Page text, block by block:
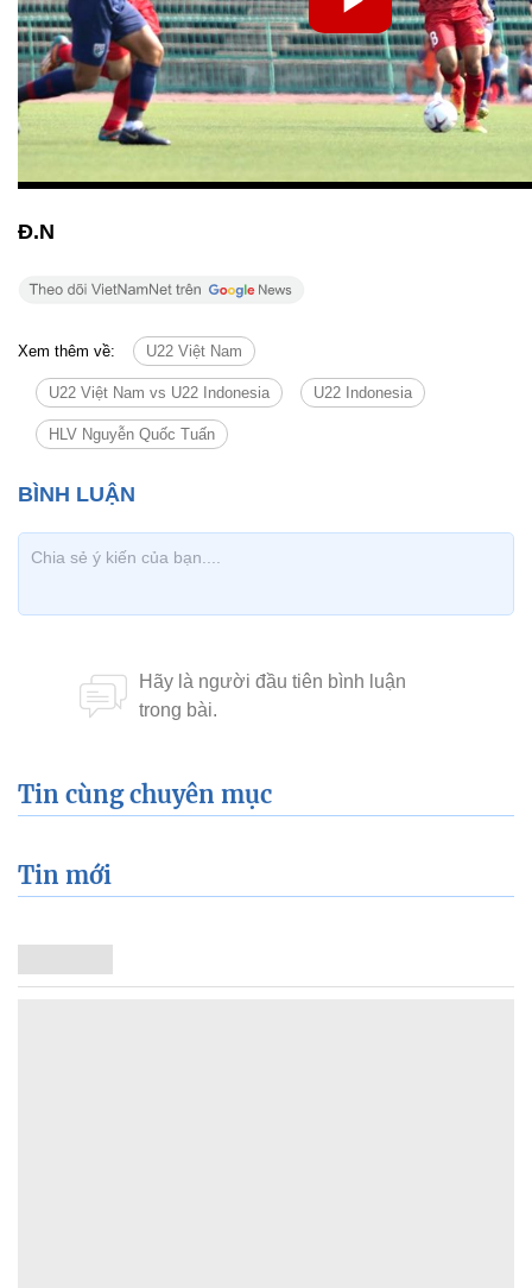
Đ.N
Xem thêm về: U22 Việt Nam
U22 Việt Nam vs U22 Indonesia U22 Indonesia
HLV Nguyễn Quốc Tuấn
Tin cùng chuyên mục
Tin mới